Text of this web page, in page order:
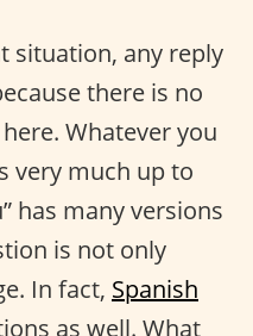
situation, any reply
there is no
Whatever you
very much up to
has many versions
is not only
In fact, Spanish
as well. What